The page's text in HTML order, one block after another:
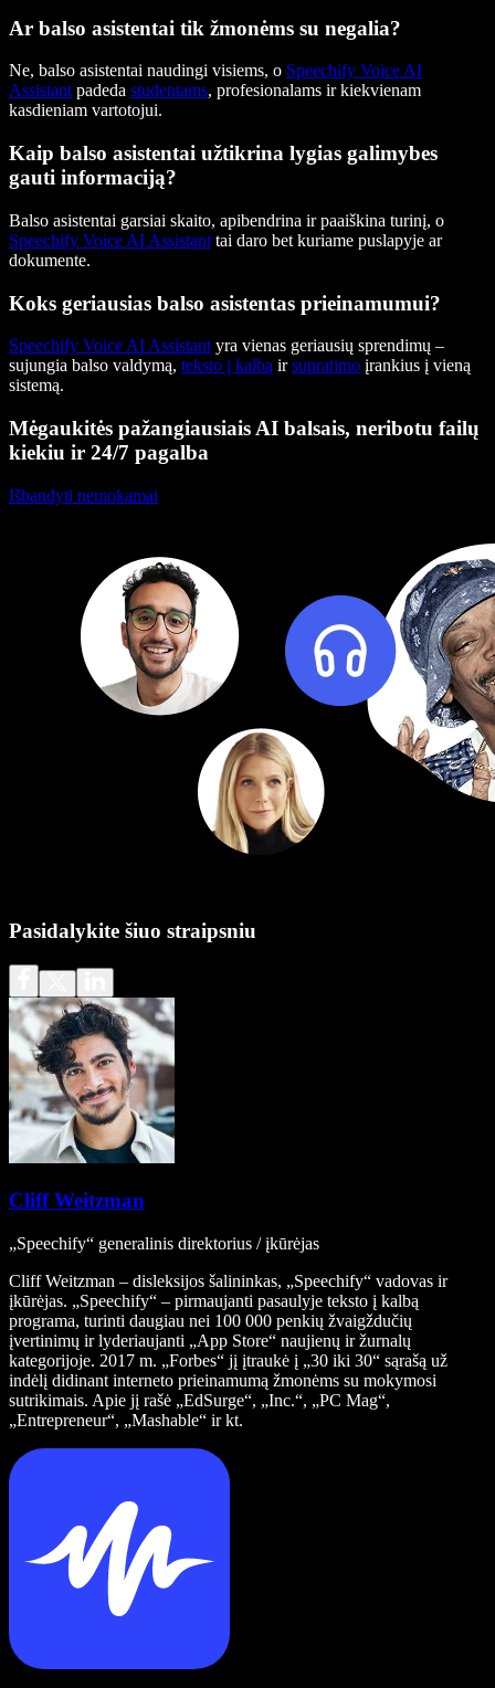
Ar balso asistentai tik žmonėms su negalia?
Ne, balso asistentai naudingi visiems, o Speechify Voice AI
Assistant padeda studentams, profesionalams ir kiekvienam
kasdieniam vartotojui.
Kaip balso asistentai užtikrina lygias galimybes
gauti informaciją?
Balso asistentai garsiai skaito, apibendrina ir paaiškina turinį, o
Speechify Voice AI Assistant tai daro bet kuriame puslapyje ar
dokumente.
Koks geriausias balso asistentas prieinamumui?
Speechify Voice AI Assistant yra vienas geriausių sprendimų –
sujungia balso valdymą, teksto į kalbą irsupratimo įrankius į vieną
sistemą.
Mėgaukitės pažangiausiais AI balsais, neribotu failų
kiekiu ir 24/7 pagalba
Išbandyti nemokamai
Pasidalykite šiuo straipsniu
Cliff Weitzman
„Speechify“ generalinis direktorius / įkūrėjas
Cliff Weitzman – disleksijos šalininkas, „Speechify“ vadovas ir
įkūrėjas. „Speechify“ – pirmaujanti pasaulyje teksto į kalbą
programa, turinti daugiau nei 100 000 penkių žvaigždučių
įvertinimų ir lyderiaujanti „App Store“ naujienų ir žurnalų
kategorijoje. 2017 m. „Forbes“ jį įtraukė į „30 iki 30“ sąrašą už
indėlį didinant interneto prieinamumą žmonėms su mokymosi
sutrikimais. Apie jį rašė „EdSurge“, „Inc.“, „PC Mag“,
„Entrepreneur“, „Mashable“ ir kt.